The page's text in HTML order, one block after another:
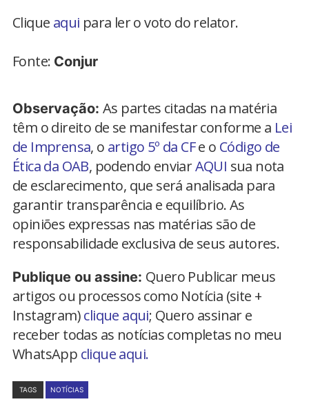
Clique aqui para ler o voto do relator.
Fonte: Conjur
Observação: As partes citadas na matéria
têm o direito de se manifestar conforme a Lei
de Imprensa, o artigo 5º da CFe o Código de
Ética da OAB, podendo enviarAQUI sua nota
de esclarecimento, que será analisada para
garantir transparência e equilíbrio. As
opiniões expressas nas matérias são de
responsabilidade exclusiva de seus autores.
Publique ou assine: Quero Publicar meus
artigos ou processos como Notícia (site +
Instagram)clique aqui; Quero assinar e
receber todas as notícias completas no meu
WhatsApp clique aqui.
TAGS NOTÍCIAS